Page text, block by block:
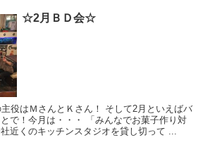
☆2月ＢＤ会☆
役はＭさんとＫさん！ そして2月といえばバ
で！今月は・・・ 「みんなでお菓子作り対
近くのキッチンスタジオを貸し切って ...